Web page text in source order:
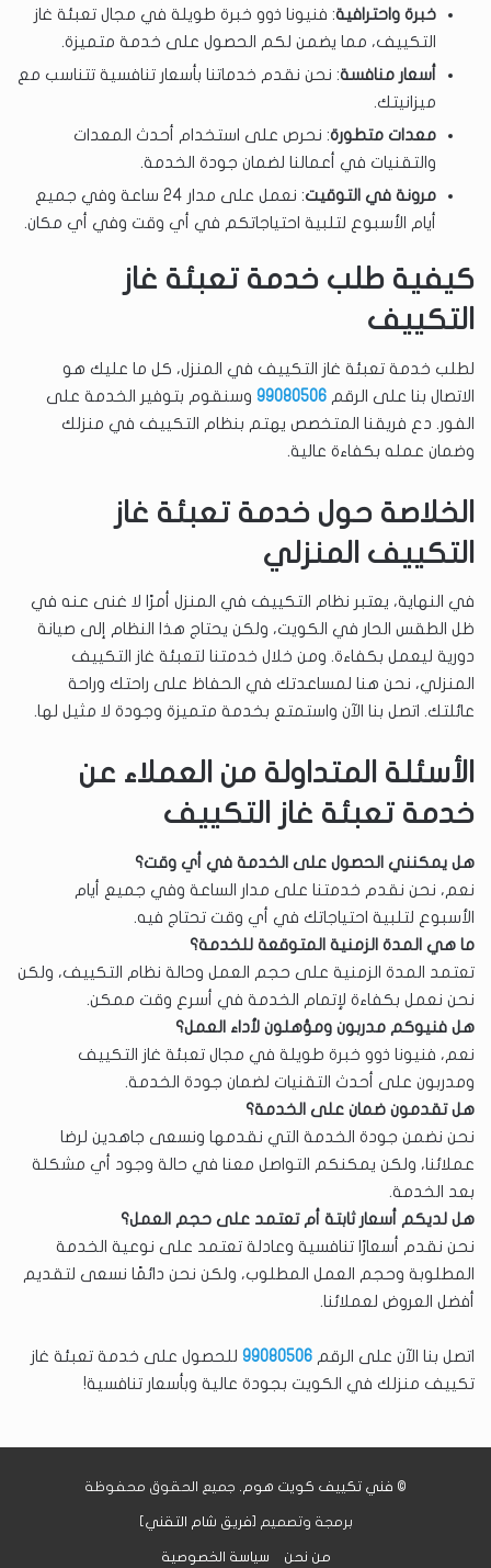
خبرة واحترافية: فنيونا ذوو خبرة طويلة في مجال تعبئة غاز
التكييف، مما يضمن لكم الحصول على خدمة متميزة.
أسعار منافسة: نحن نقدم خدماتنا بأسعار تنافسية تتناسب مع
ميزانيتك.
معدات متطورة: نحرص على استخدام أحدث المعدات
والتقنيات في أعمالنا لضمان جودة الخدمة.
مرونة في التوقيت
: نعمل على مدار 24 ساعة وفي جميع
أيام الأسبوع لتلبية احتياجاتكم في أي وقت وفي أي مكان.
كيفية طلب خدمة تعبئة غاز
التكييف
لطلب خدمة تعبئة غاز التكييف في المنزل، كل ما عليك هو
الاتصال بنا على الرقم 99080506 وسنقوم بتوفير الخدمة على
الفور. دع فريقنا المتخصص يهتم بنظام التكييف في منزلك
وضمان عمله بكفاءة عالية.
الخلاصة حول خدمة تعبئة غاز
التكييف المنزلي
في النهاية، يعتبر نظام التكييف في المنزل أمرًا لا غنى عنه في
ظل الطقس الحار في الكويت، ولكن يحتاج هذا النظام إلى صيانة
دورية ليعمل بكفاءة. ومن خلال خدمتنا لتعبئة غاز التكييف
المنزلي، نحن هنا لمساعدتك في الحفاظ على راحتك وراحة
عائلتك. اتصل بنا الآن واستمتع بخدمة متميزة وجودة لا مثيل لها.
الأسئلة المتداولة من العملاء عن
خدمة تعبئة غاز التكييف
هل يمكنني الحصول على الخدمة في أي وقت؟
نعم، نحن نقدم خدمتنا على مدار الساعة وفي جميع أيام
الأسبوع لتلبية احتياجاتك في أي وقت تحتاج فيه.
ما هي المدة الزمنية المتوقعة للخدمة؟
تعتمد المدة الزمنية على حجم العمل وحالة نظام التكييف، ولكن
نحن نعمل بكفاءة لإتمام الخدمة في أسرع وقت ممكن.
هل فنيوكم مدربون ومؤهلون لأداء العمل؟
نعم، فنيونا ذوو خبرة طويلة في مجال تعبئة غاز التكييف
ومدربون على أحدث التقنيات لضمان جودة الخدمة.
هل تقدمون ضمان على الخدمة؟
نحن نضمن جودة الخدمة التي نقدمها ونسعى جاهدين لرضا
عملائنا، ولكن يمكنكم التواصل معنا في حالة وجود أي مشكلة
بعد الخدمة.
هل لديكم أسعار ثابتة أم تعتمد على حجم العمل؟
نحن نقدم أسعارًا تنافسية وعادلة تعتمد على نوعية الخدمة
المطلوبة وحجم العمل المطلوب، ولكن نحن دائمًا نسعى لتقديم
أفضل العروض لعملائنا.
اتصل بنا الآن على الرقم 99080506 للحصول على خدمة تعبئة غاز
تكييف منزلك في الكويت بجودة عالية وبأسعار تنافسية!
© فني تكييف كويت هوم . جميع الحقوق محفوظة
برمجة وتصميم [فريق شام التقني]
من نحن سياسة الخصوصية